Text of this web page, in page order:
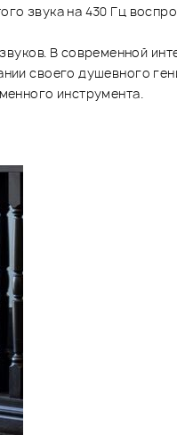
звука на 430 Гц
В современной
своего душевного
инструмента.